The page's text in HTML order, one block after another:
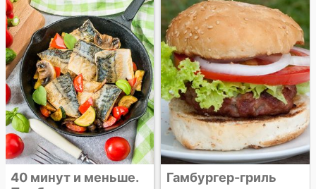
Гамбургер-гриль
говядиной и
камамбером